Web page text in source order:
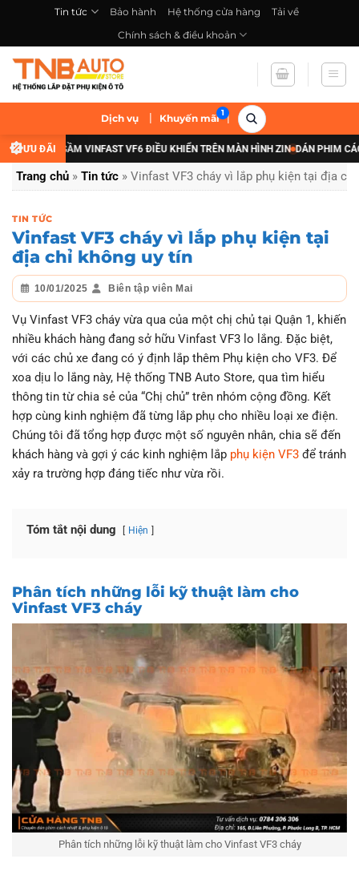
nội
dung
Tin tức Bảo hành Hệ thống cửa hàng
Tải về
Chính sách & điều khoản
Dịch vụ | Khuyến mãi |
ƯU ĐÃI
ĐÈN GẦM VINFAST VF6 ĐIỀU KHIỂN TRÊN MÀN HÌNH ZIN DÁN PHIM CÁCH
Trang chủ » Tin tức » Vinfast VF3 cháy vì lắp phụ kiện tại địa
TIN TỨC
Vinfast VF3 cháy vì lắp phụ kiện tại
địa chỉ không uy tín
10/01/2025 Biên tập viên Mai
Vụ Vinfast VF3 cháy vừa qua của một chị chủ tại Quận 1, khiến
nhiều khách hàng đang sở hữu Vinfast VF3 lo lắng. Đặc biệt,
với các chủ xe đang có ý định lắp thêm Phụ kiện cho VF3. Để
xoa dịu lo lắng này, Hệ thống TNB Auto Store, qua tìm hiểu
thông tin từ chia sẻ của “Chị chủ” trên nhóm cộng đồng. Kết
hợp cùng kinh nghiệm đã từng lắp phụ cho nhiều loại xe điện.
Chúng tôi đã tổng hợp được một số nguyên nhân, chia sẽ đến
khách hàng và gợi ý các kinh nghiệm lắp phụ kiện VF3 để tránh
xảy ra trường hợp đáng tiếc như vừa rồi.
Tóm tắt nội dung Hiện
Phân tích những lỗi kỹ thuật làm cho
Vinfast VF3 cháy
Phân tích những lỗi kỹ thuật làm cho Vinfast VF3 cháy